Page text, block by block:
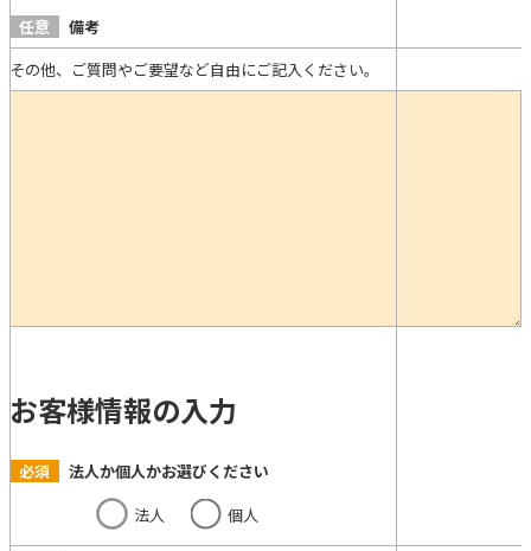
任意
備考
その他、ご質問やご要望など自由にご記入ください。
お客様情報の入力
必須
法人か個人かお選びください
法人
個人